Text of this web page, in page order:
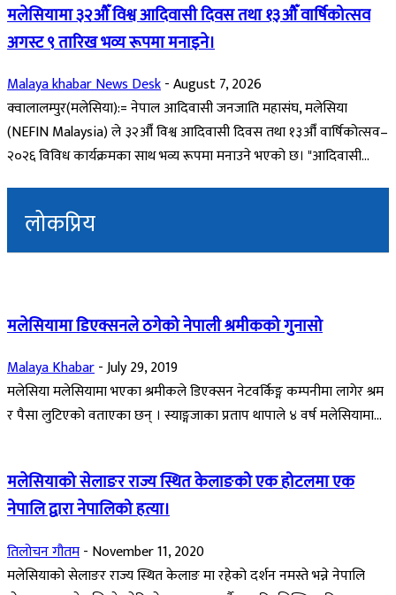
मलेसियामा ३२औँ विश्व आदिवासी दिवस तथा १३औँ वार्षिकोत्सव
अगस्ट ९ तारिख भव्य रूपमा मनाइने।
Malaya khabar News Desk-August 7, 2026
क्वालालम्पुर(मलेसिया):= नेपाल आदिवासी जनजाति महासंघ, मलेसिया
(NEFIN Malaysia) ले ३२औँ विश्व आदिवासी दिवस तथा १३औँ वार्षिकोत्सव–
२०२६ विविध कार्यक्रमका साथ भव्य रूपमा मनाउने भएको छ। "आदिवासी...
लोकप्रिय
मलेसियामा डिएक्सनले ठगेको नेपाली श्रमीकको गुनासो
Malaya Khabar-July 29, 2019
मलेसिया मलेसियामा भएका श्रमीकले डिएक्सन नेटवर्किङ्ग कम्पनीमा लागेर श्रम
र पैसा लुटिएको वताएका छन् । स्याङ्गजाका प्रताप थापाले ४ वर्ष मलेसियामा...
मलेसियाको सेलाङर राज्य स्थित केलाङको एक होटलमा एक
नेपालि द्वारा नेपालिको हत्या।
तिलोचन गौतम- November 11, 2020
मलेसियाको सेलाङर राज्य स्थित केलाङ मा रहेको दर्शन नमस्ते भन्ने नेपालि